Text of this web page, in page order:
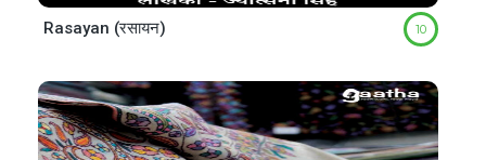
Rasayan (रसायन) 10